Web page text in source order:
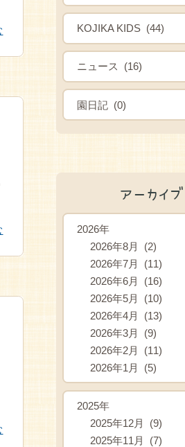
KOJIKA KIDS (44)
ニュース (16)
園日記 (0)
アーカイブ
2026年
2026年8月 (2)
2026年7月 (11)
2026年6月 (16)
2026年5月 (10)
2026年4月 (13)
2026年3月 (9)
2026年2月 (11)
2026年1月 (5)
2025年
2025年12月 (9)
2025年11月 (7)